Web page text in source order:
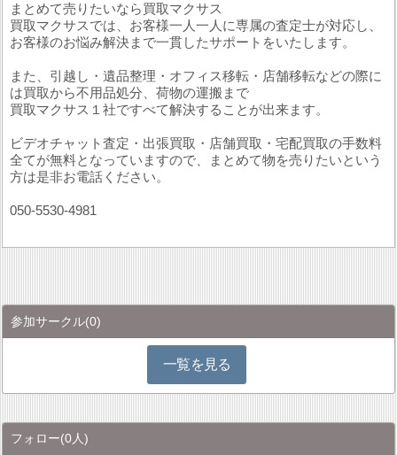
まとめて売りたいなら買取マクサス
買取マクサスでは、お客様一人一人に専属の査定士が対応し、
お客様のお悩み解決まで一貫したサポートをいたします。
また、引越し・遺品整理・オフィス移転・店舗移転などの際に
は買取から不用品処分、荷物の運搬まで
買取マクサス１社ですべて解決することが出来ます。
ビデオチャット査定・出張買取・店舗買取・宅配買取の手数料
全てが無料となっていますので、まとめて物を売りたいという
方は是非お電話ください。
050-5530-4981
参加サークル(0)
一覧を見る
フォロー(0人)